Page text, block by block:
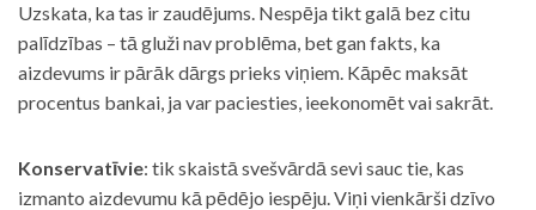
Uzskata, ka tas ir zaudējums. Nespēja tikt galā bez citu
palīdzības – tā gluži nav problēma, bet gan fakts, ka
aizdevums ir pārāk dārgs prieks viņiem. Kāpēc maksāt
procentus bankai, ja var paciesties, ieekonomēt vai sakrāt.
Konservatīvie: tik skaistā svešvārdā sevi sauc tie, kas
izmanto aizdevumu kā pēdējo iespēju. Viņi vienkārši dzīvo